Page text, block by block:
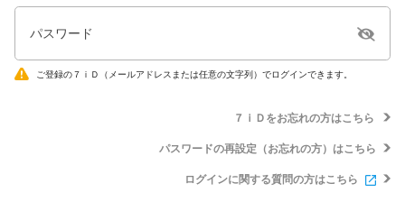
パスワード
ご登録の７ｉＤ（メールアドレスまたは任意の文字列）でログインできます。
７ｉＤをお忘れの方はこちら
パスワードの再設定（お忘れの方）はこちら
ログインに関する質問の方はこちら